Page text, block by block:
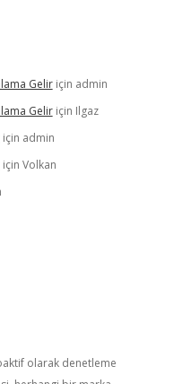
Geliriçin admin
Geliriçin Ilgaz
için admin
için Volkan
olarak denetleme